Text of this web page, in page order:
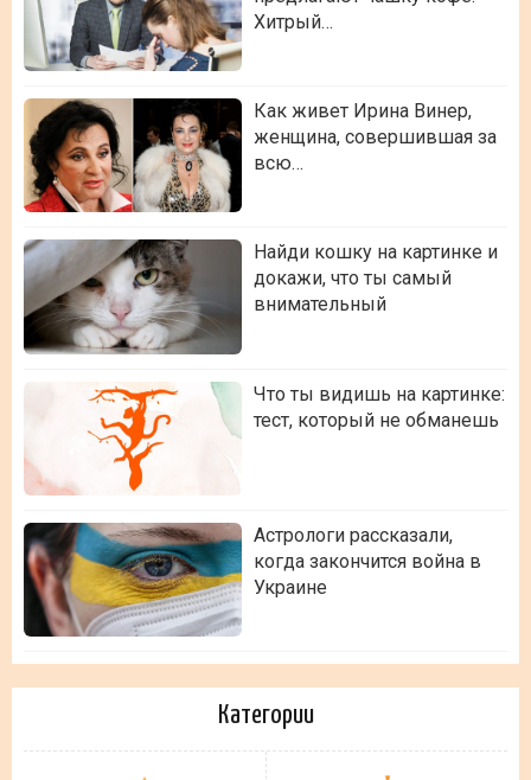
Хитрый…
Как живет Ирина Винер,
женщина, совершившая за
всю…
Найди кошку на картинке и
докажи, что ты самый
внимательный
Что ты видишь на картинке:
тест, который не обманешь
Астрологи рассказали,
когда закончится война в
Украине
Категории